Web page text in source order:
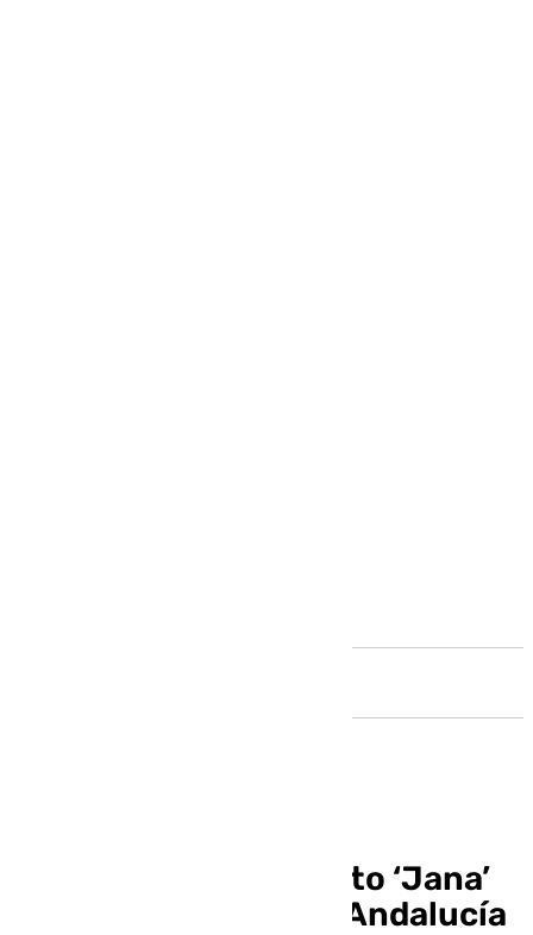
La borrasca de impacto ‘Jana’
pone en aviso a toda Andalucía